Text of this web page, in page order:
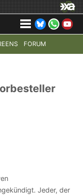
FORUM
4 HALO:
Jeder, der